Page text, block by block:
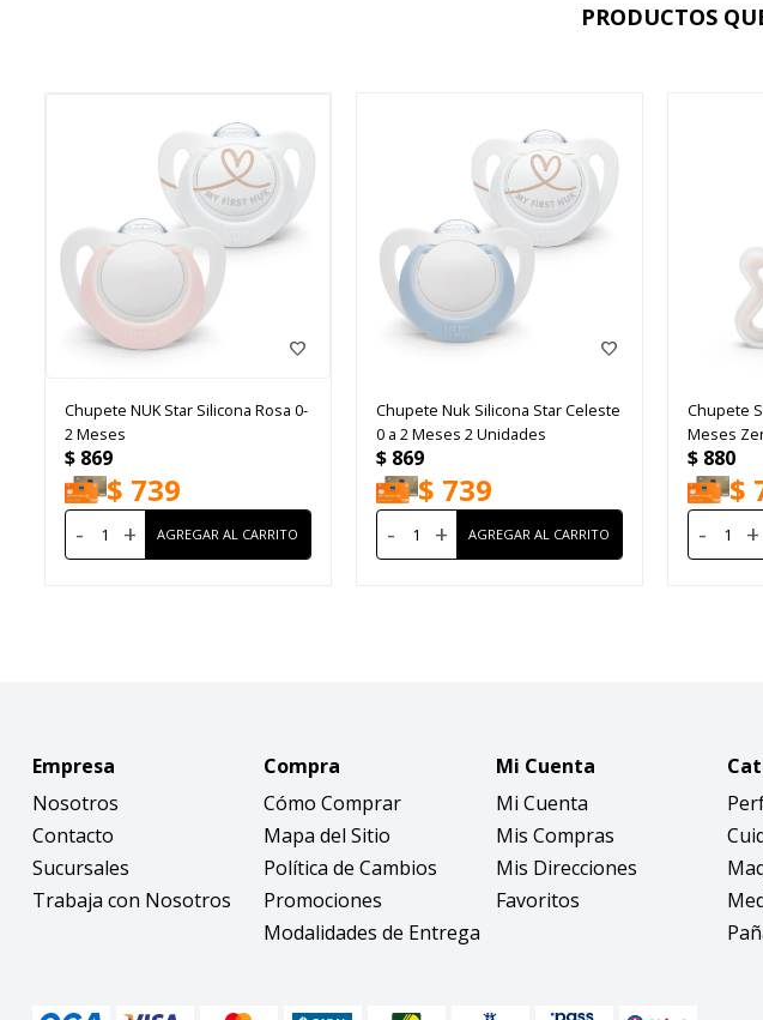
PRODUCTOS
Chupete NUK Star Silicona Rosa 0-
2 Meses
$ 869
$ 739
- +
Chupete Nuk Silicona Star Celeste
0 a 2 Meses 2 Unidades
$ 869
$ 739
- +
Chupete
Meses
$ 880
$
- +
Empresa
Nosotros
Contacto
Sucursales
Trabaja con Nosotros
Compra
Cómo Comprar
Mapa del Sitio
Política de Cambios
Promociones
Modalidades de Entrega
Mi Cuenta
Mi Cuenta
Mis Compras
Mis Direcciones
Favoritos